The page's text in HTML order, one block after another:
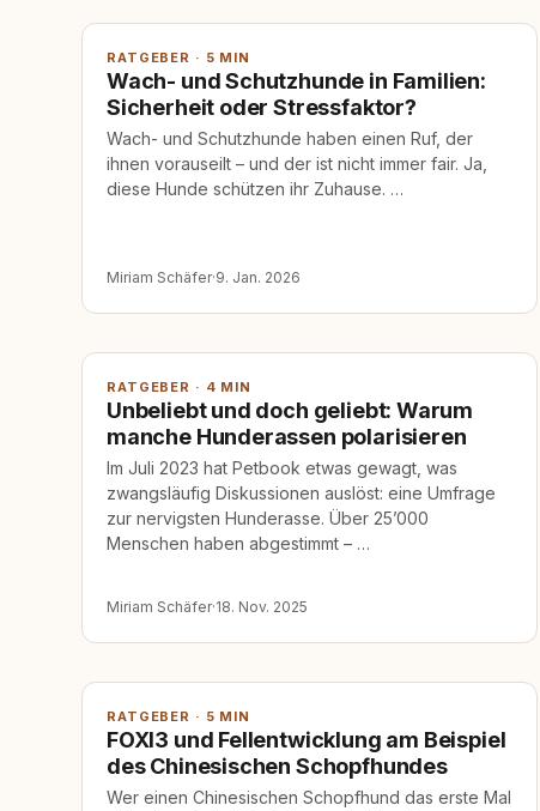
RATGEBER · 5 MIN
Wach- und Schutzhunde in Familien:
Sicherheit oder Stressfaktor?
Wach- und Schutzhunde haben einen Ruf, der
ihnen vorauseilt – und der ist nicht immer fair. Ja,
diese Hunde schützen ihr Zuhause. …
Miriam Schäfer·9. Jan. 2026
RATGEBER · 4 MIN
Unbeliebt und doch geliebt: Warum
manche Hunderassen polarisieren
Im Juli 2023 hat Petbook etwas gewagt, was
zwangsläufig Diskussionen auslöst: eine Umfrage
zur nervigsten Hunderasse. Über 25’000
Menschen haben abgestimmt – …
Miriam Schäfer·18. Nov. 2025
RATGEBER · 5 MIN
FOXI3 und Fellentwicklung am Beispiel
des Chinesischen Schopfhundes
Wer einen Chinesischen Schopfhund das erste Mal